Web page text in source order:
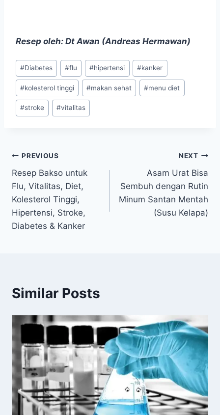
Resep oleh: Dt Awan (Andreas Hermawan)
Post
Tags:
#Diabetes #flu #hipertensi #kanker
#kolesterol tinggi #makan sehat #menu diet
#stroke #vitalitas
Navigasi
pos
PREVIOUS
Resep Bakso untuk
Flu, Vitalitas, Diet,
Kolesterol Tinggi,
Hipertensi, Stroke,
Diabetes & Kanker
NEXT
Asam Urat Bisa
Sembuh dengan Rutin
Minum Santan Mentah
(Susu Kelapa)
Similar Posts